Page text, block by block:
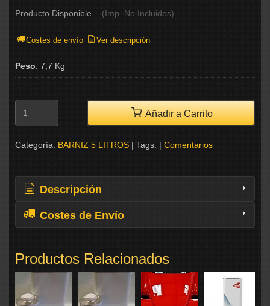
Producto Disponible - (Imp. No Incluidos)
Costes de envío Ver descripción
Peso: 7,7 Kg
Añadir a Carrito
Categoría: BARNIZ 5 LITROS | Tags: | Comentarios
Descripción
Costes de Envío
Productos Relacionados